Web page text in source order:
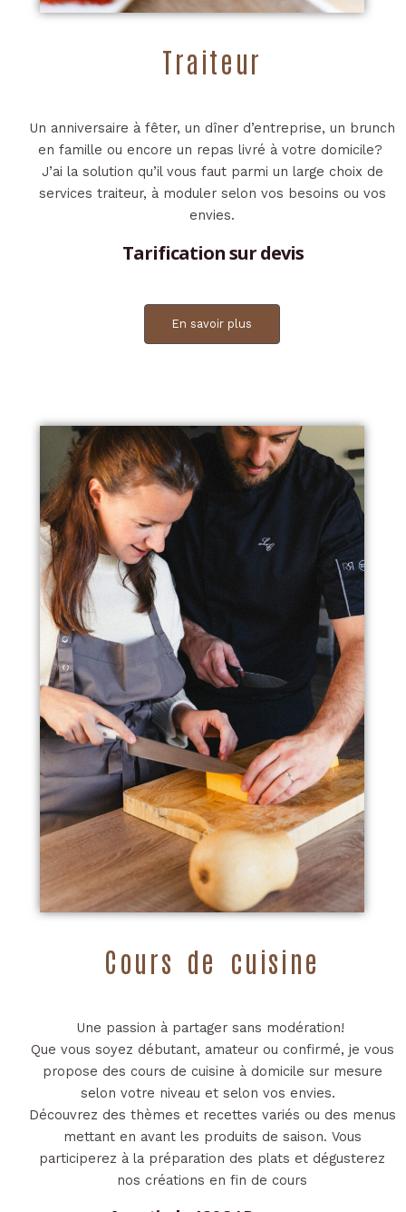
Traiteur
Un anniversaire à fêter, un dîner d’entreprise, un brunch
en famille ou encore un repas livré à votre domicile?
J’ai la solution qu’il vous faut parmi un large choix de
services traiteur, à moduler selon vos besoins ou vos
envies.
Tarification sur devis
En savoir plus
Cours de cuisine​
Une passion à partager sans modération!
Que vous soyez débutant, amateur ou confirmé, je vous
propose des cours de cuisine à domicile sur mesure
selon votre niveau et selon vos envies.
Découvrez des thèmes et recettes variés ou des menus
mettant en avant les produits de saison. Vous
participerez à la préparation des plats et dégusterez
nos créations en fin de cours